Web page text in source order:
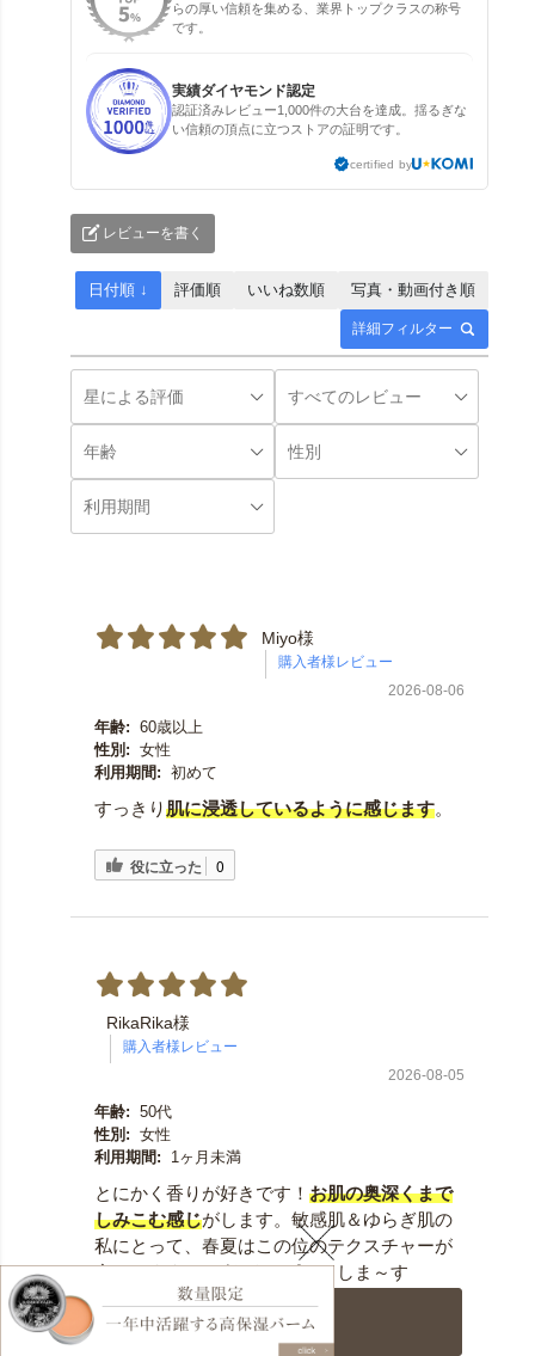
カートに入れる
らの厚い信頼を集める、業界トップクラスの称号
です。
実績ダイヤモンド認定
認証済みレビュー1,000件の大台を達成。揺るぎな
い信頼の頂点に立つストアの証明です。
certified by
レビューを書く
詳細フィルター
日付順 ↓ 評価順 いいね数順 写真・動画付き順
Miyo様
2026-08-06
年齢: 60歳以上
性別: 女性
利用期間: 初めて
すっきり肌に浸透しているように感じます。
役に立った 0
RikaRika様
2026-08-05
年齢: 50代
性別: 女性
利用期間:
1ヶ月未満
とにかく香りが好きです！ お肌の奥深くまで
しみこむ感じがします。敏感肌＆ゆらぎ肌の
私にとって、春夏はこの位のテクスチャーが
合ってます♪しばらくリピートしま～す
役に立った 0